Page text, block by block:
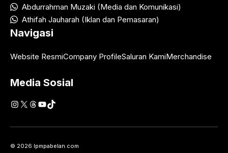
Abdurrahman Muzaki (Media dan Komunikasi)
Athifah Jauharah (Iklan dan Pemasaran)
Navigasi
Website ResmiCompany ProfileSaluran KamiMerchandise
Media Sosial
Instagram
X Threads
YouTube
TikTok
© 2026 lpmpabelan.com